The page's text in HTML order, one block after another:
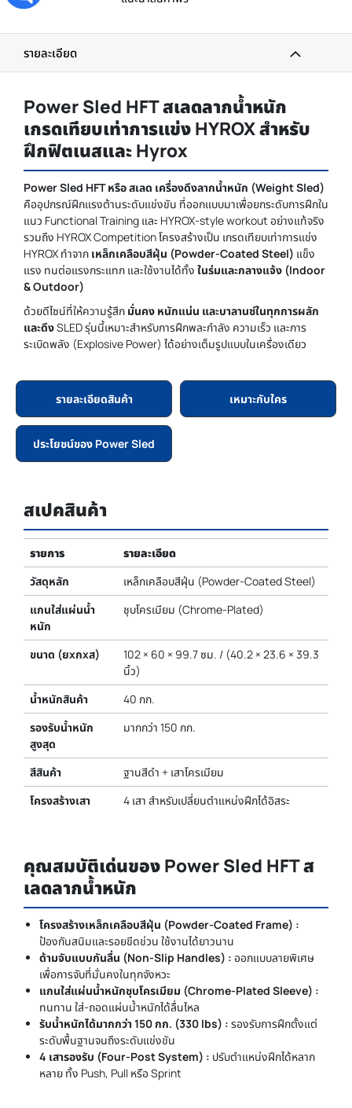
รายละเอียด
Power Sled HFT สเลดลากน้ำหนัก
เกรดเทียบเท่าการแข่ง HYROX สำหรับ
ฝึกฟิตเนสและ Hyrox
Power Sled HFT หรือ สเลด เครื่องดึงลากน้ำหนัก (Weight Sled)
คืออุปกรณ์ฝึกแรงต้านระดับแข่งขัน ที่ออกแบบมาเพื่อยกระดับการฝึกใน
แนว Functional Training และ HYROX-style workout อย่างแท้จริง
รวมถึง HYROX Competition โครงสร้างเป็น เกรดเทียบเท่าการแข่ง
HYROX ทำจาก เหล็กเคลือบสีฝุ่น (Powder-Coated Steel) แข็ง
แรง ทนต่อแรงกระแทก และใช้งานได้ทั้ง ในร่มและกลางแจ้ง (Indoor
& Outdoor)
ด้วยดีไซน์ที่ให้ความรู้สึก มั่นคง หนักแน่น และบาลานซ์ในทุกการผลัก
และดึงSLED รุ่นนี้เหมาะสำหรับการฝึกพละกำลัง ความเร็ว และการ
ระเบิดพลัง (Explosive Power) ได้อย่างเต็มรูปแบบในเครื่องเดียว
รายละเอียดสินค้า เหมาะกับใคร
ประโยชน์ของ Power Sled
สเปคสินค้า
รายการ
รายละเอียด
วัสดุหลัก
เหล็กเคลือบสีฝุ่น (Powder-Coated Steel)
แกนใส่แผ่นน้ำ
หนัก
ชุบโครเมียม (Chrome-Plated)
ขนาด (ยxกxส)
102 × 60 × 99.7 ซม. / (40.2 × 23.6 × 39.3
นิ้ว)
น้ำหนักสินค้า
40 กก.
รองรับน้ำหนัก
สูงสุด
มากกว่า 150 กก.
สีสินค้า
ฐานสีดำ + เสาโครเมียม
โครงสร้างเสา
4 เสา สำหรับเปลี่ยนตำแหน่งฝึกได้อิสระ
คุณสมบัติเด่นของ Power Sled HFT ส
เลดลากน้ำหนัก
โครงสร้างเหล็กเคลือบสีฝุ่น (Powder-Coated Frame) :
ป้องกันสนิมและรอยขีดข่วน ใช้งานได้ยาวนาน
ด้ามจับแบบกันลื่น (Non-Slip Handles) : ออกแบบลายพิเศษ
เพื่อการจับที่มั่นคงในทุกจังหวะ
แกนใส่แผ่นน้ำหนักชุบโครเมียม (Chrome-Plated Sleeve) :
ทนทาน ใส่-ถอดแผ่นน้ำหนักได้ลื่นไหล
รับน้ำหนักได้มากกว่า 150 กก. (330 lbs) : รองรับการฝึกตั้งแต่
ระดับพื้นฐานจนถึงระดับแข่งขัน
4 เสารองรับ (Four-Post System) : ปรับตำแหน่งฝึกได้หลาก
หลาย ทั้ง Push, Pull หรือ Sprint